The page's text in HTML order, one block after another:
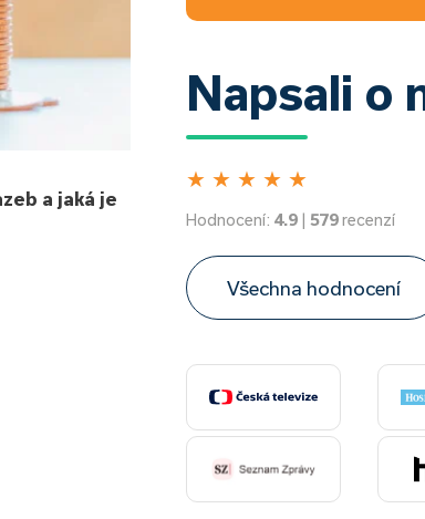
a jaká je
Napsali o
★ ★ ★ ★ ★
Hodnocení: 4.9 | 579recenzí
Všechna hodnocení